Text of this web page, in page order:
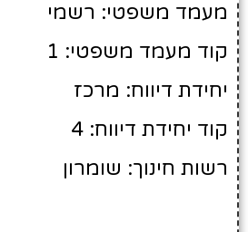
מעמד משפטי: רשמי
קוד מעמד משפטי: 1
יחידת דיווח: מרכז
קוד יחידת דיווח: 4
רשות חינוך: שומרון